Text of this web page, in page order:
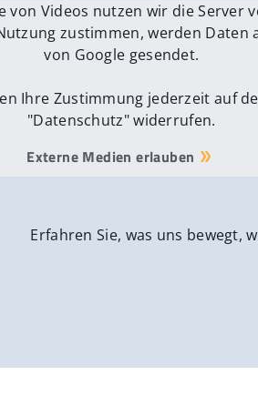
von Videos nutzen wir die Server
zustimmen, werden Daten
von Google gesendet.
Ihre Zustimmung jederzeit auf
"Datenschutz" widerrufen.
Externe Medien erlauben
Erfahren Sie, was uns